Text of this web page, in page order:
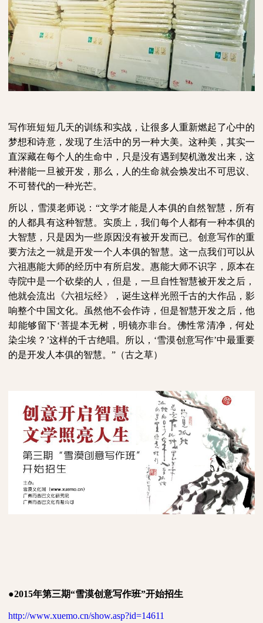
写作班短短几天的训练和实战，让很多人重新燃起了心中的
梦想和诗意，发现了生活中的另一种大美。这种美，其实一
直深藏在每个人的生命中，只是没有遇到契机激发出来，这
种潜能一旦被开发，那么，人的生命就会焕发出不可思议、
不可替代的一种光芒。
所以，雪漠老师说：“文学才能是人本俱的自然智慧，所有
的人都具有这种智慧。实质上，我们每个人都有一种本俱的
大智慧，只是因为一些原因没有被开发而已。创意写作的重
要方法之一就是开发一个人本俱的智慧。这一点我们可以从
六祖惠能大师的经历中有所启发。惠能大师不识字，原本在
寺院中是一个砍柴的人，但是，一旦自性智慧被开发之后，
他就会流出《六祖坛经》，诞生这样光照千古的大作品，影
响整个中国文化。虽然他不会作诗，但是智慧开发之后，他
却能够留下‘菩提本无树，明镜亦非台。佛性常清净，何处
染尘埃？’这样的千古绝唱。所以，‘雪漠创意写作’中最重要
的是开发人本俱的智慧。”（古之草）
●2015年第三期“雪漠创意写作班”开始招生
http://www.xuemo.cn/show.asp?id=14611